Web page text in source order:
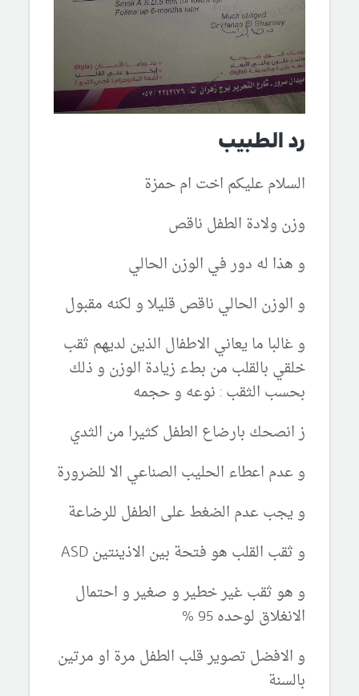
رد الطبيب
السلام عليكم اخت ام حمزة
وزن ولادة الطفل ناقص
و هذا له دور في الوزن الحالي
و الوزن الحالي ناقص قليلا و لكنه مقبول
و غالبا ما يعاني الاطفال الذين لديهم ثقب
خلقي بالقلب من بطء زيادة الوزن و ذلك
بحسب الثقب : نوعه و حجمه
ز انصحك بارضاع الطفل كثيرا من الثدي
و عدم اعطاء الحليب الصناعي الا للضرورة
و يجب عدم الضغط على الطفل للرضاعة
و ثقب القلب هو فتحة بين الاذينتين ASD
و هو ثقب غير خطير و صغير و احتمال
الانغلاق لوحده 95 %
و الافضل تصوير قلب الطفل مرة او مرتين
بالسنة